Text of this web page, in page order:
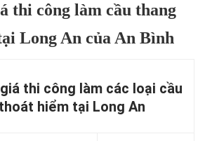
thi công làm cầu thang
Long An của An Bình
thi công làm các loại cầu
hiểm tại Long An